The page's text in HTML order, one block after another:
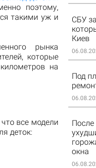
поэтому,
такими уж и
рынка
которые
на
все модели
деток:
СБУ
Киев
Под
После
окна